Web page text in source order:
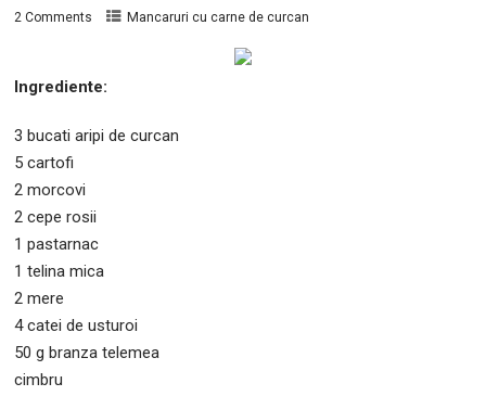
2 Comments Mancaruri cu carne de curcan
Ingrediente:
3 bucati aripi de curcan
5 cartofi
2 morcovi
2 cepe rosii
1 pastarnac
1 telina mica
2 mere
4 catei de usturoi
50 g branza telemea
cimbru